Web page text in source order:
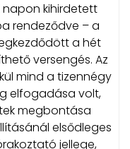
napon kihirdetett
rendeződve – a
a hét
versengés. Az
mind a tizennégy
elfogadása volt,
megbontása
elsődleges
jellege,